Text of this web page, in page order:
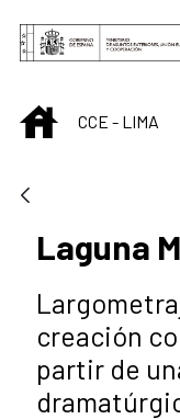
Saltar al contenido
INICIOCCE - LIMA
Laguna
creación
partir de